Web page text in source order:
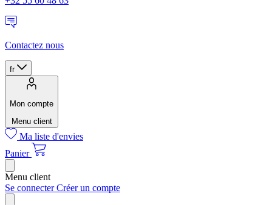
Contactez nous
fr
Mon compte
Menu client
Ma liste d'envies
Panier
Menu client
Se connecterCréer un compte